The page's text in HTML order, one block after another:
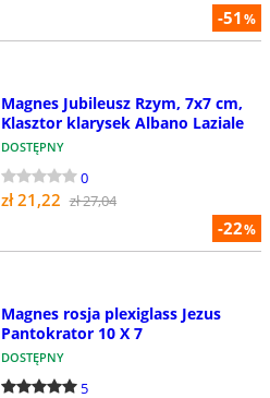
-51%
-22%
Magnes Jubileusz Rzym, 7x7 cm,
Klasztor klarysek Albano Laziale
DOSTĘPNY
0
zł 21,22 zł 27,04
Magnes rosja plexiglass Jezus
Pantokrator 10 X 7
DOSTĘPNY
5